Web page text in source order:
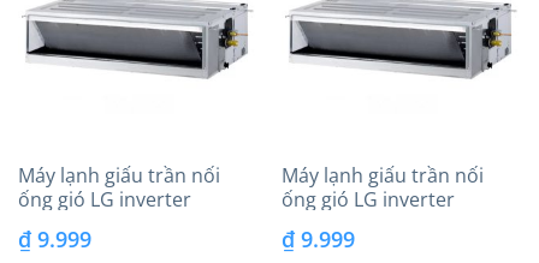
Máy lạnh giấu trần nối
ống gió LG inverter
Pha
₫9.999
Máy lạnh giấu trần nối
ống gió LG inverter
Áp suất tĩnh trung
₫9.999